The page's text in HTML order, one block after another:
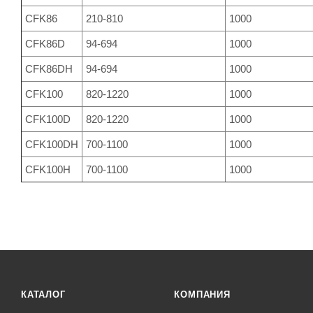
CFK86 210-810 1000
CFK86D 94-694 1000
CFK86DH 94-694 1000
CFK100 820-1220 1000
CFK100D 820-1220 1000
CFK100DH 700-1100 1000
CFK100H 700-1100 1000
КАТАЛОГ КОМПАНИЯ